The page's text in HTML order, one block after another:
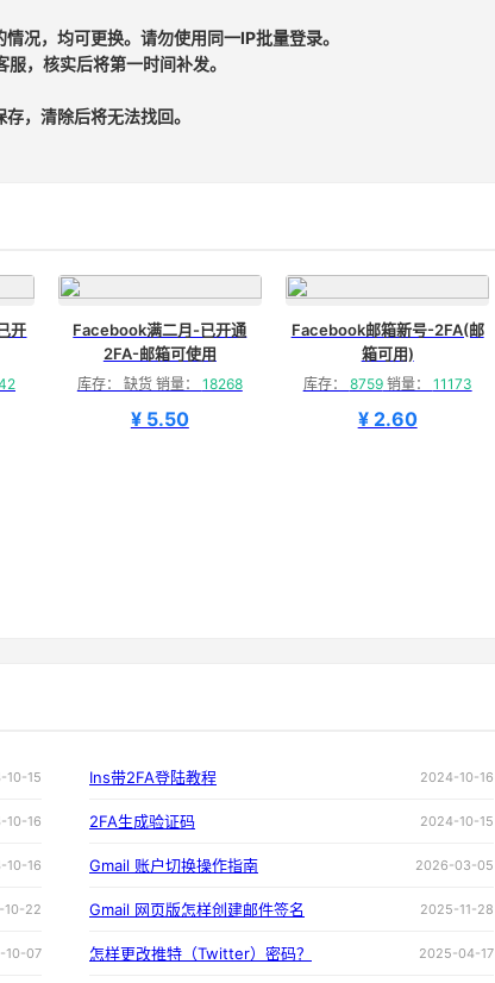
况，均可更换。请勿使用同一IP批量登录。
，核实后将第一时间补发。
，清除后将无法找回。
开
Facebook满二月-已开通
2FA-邮箱可使用
库存： 缺货 销量： 18268
¥ 5.50
Facebook邮箱新号-2FA(邮
箱可用)
库存： 8759销量： 11173
¥ 2.60
10-15 Ins带2FA登陆教程 2024-10-16
10-16 2FA生成验证码 2024-10-15
10-16 Gmail 账户切换操作指南 2026-03-05
10-22 Gmail 网页版怎样创建邮件签名 2025-11-28
10-07 怎样更改推特（Twitter）密码？ 2025-04-17